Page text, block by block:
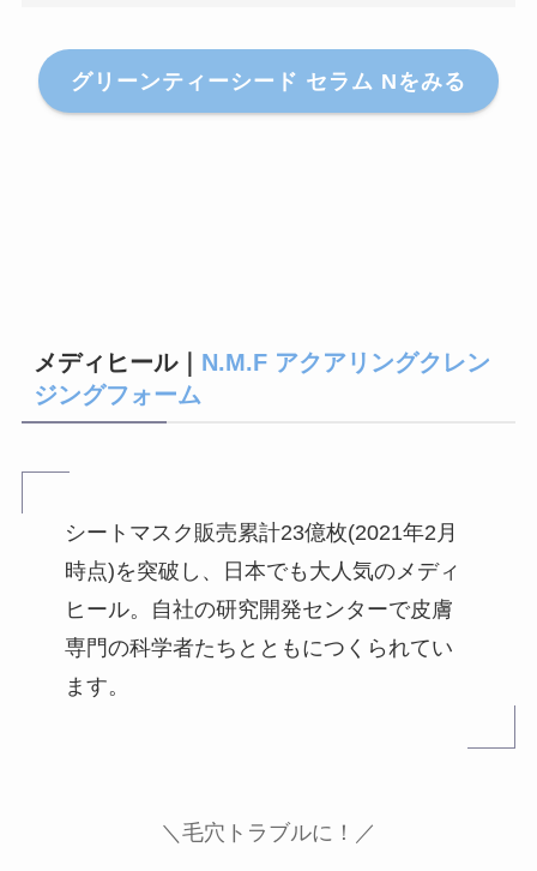
グリーンティーシード セラム Nをみる
メディヒール｜ N.M.F アクアリングクレン
ジングフォーム
シートマスク販売累計23億枚(2021年2月
時点)を突破し、日本でも大人気のメディ
ヒール。自社の研究開発センターで皮膚
専門の科学者たちとともにつくられてい
ます。
＼ 毛穴トラブルに！／